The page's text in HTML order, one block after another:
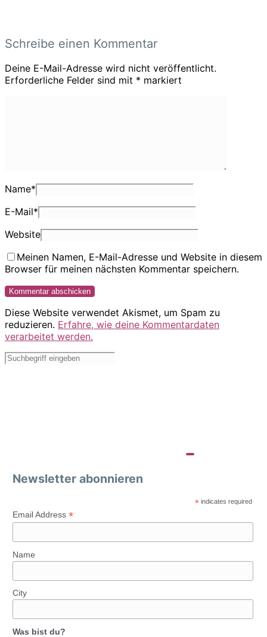
Schreibe einen Kommentar
Deine E-Mail-Adresse wird nicht veröffentlicht.
Erforderliche Felder sind mit * markiert
Name*
E-Mail*
Website
Meinen Namen, E-Mail-Adresse und Website in diesem
Browser für meinen nächsten Kommentar speichern.
Diese Website verwendet Akismet, um Spam zu
reduzieren. Erfahre, wie deine Kommentardaten
verarbeitet werden.
Newsletter abonnieren
* indicates required
Email Address *
Name
City
Was bist du?